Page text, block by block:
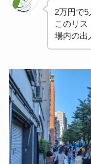
2万円で5
このリス
場内の出